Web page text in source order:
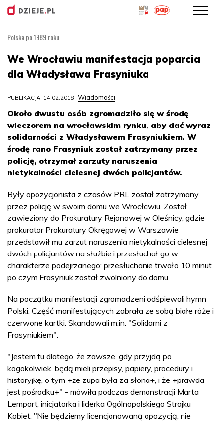
treści
Polska po 1989 roku
We Wrocławiu manifestacja poparcia
dla Władysława Frasyniuka
PUBLIKACJA: 14.02.2018 Wiadomości
Około dwustu osób zgromadziło się w środę
wieczorem na wrocławskim rynku, aby dać wyraz
solidarności z Władysławem Frasyniukiem. W
środę rano Frasyniuk został zatrzymany przez
policję, otrzymał zarzuty naruszenia
nietykalności cielesnej dwóch policjantów.
Były opozycjonista z czasów PRL został zatrzymany
przez policję w swoim domu we Wrocławiu. Został
zawieziony do Prokuratury Rejonowej w Oleśnicy, gdzie
prokurator Prokuratury Okręgowej w Warszawie
przedstawił mu zarzut naruszenia nietykalności cielesnej
dwóch policjantów na służbie i przesłuchał go w
charakterze podejrzanego; przesłuchanie trwało 10 minut
po czym Frasyniuk został zwolniony do domu.
Na początku manifestacji zgromadzeni odśpiewali hymn
Polski. Część manifestujących zabrała ze sobą białe róże i
czerwone kartki. Skandowali m.in. "Solidarni z
Frasyniukiem".
"Jestem tu dlatego, że zawsze, gdy przyjdą po
kogokolwiek, będą mieli przepisy, papiery, procedury i
historyjkę, o tym +że zupa była za słona+, i że +prawda
jest pośrodku+" - mówiła podczas demonstracji Marta
Lempart, inicjatorka i liderka Ogólnopolskiego Strajku
Kobiet. "Nie będziemy licencjonowaną opozycją, nie